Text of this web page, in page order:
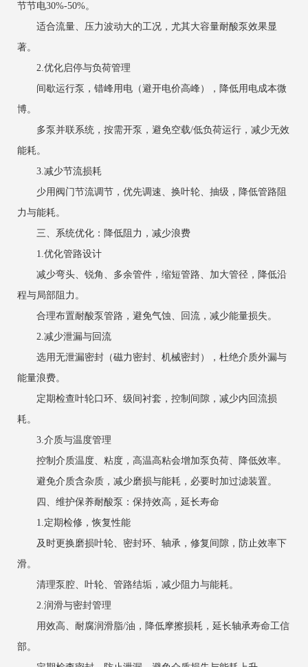
节节电30%-50%。
适合流量、压力波动大的工况，尤其大容量耐酸泵效果显
著。
2.优化启停与负荷管理
间歇运行泵，错峰用电（避开电价高峰），降低用电成本微
博。
多泵并联系统，按需开泵，避免空载/低负荷运行，减少无效
能耗。
3.减少节流损耗
少用阀门节流调节，优先调速、换叶轮、抽级，降低管路阻
力与能耗。
三、系统优化：降低阻力，减少浪费
1.优化管路设计
减少弯头、锐角、多余管件，缩短管路、加大管径，降低沿
程与局部阻力。
合理布置耐酸泵管路，避免气蚀、回流，减少能量损失。
2.减少泄漏与回流
选用无泄漏密封（磁力密封、机械密封），杜绝介质外漏与
能量浪费。
定期检查叶轮口环、级间衬套，控制间隙，减少内回流损
耗。
3.介质与温度管理
控制介质温度、粘度，高温高粘会增加泵负荷、降低效率。
避免介质含杂质，减少磨损与能耗，必要时加过滤装置。
四、维护保养耐酸泵：保持效高，延长寿命
1.定期检修，恢复性能
及时更换磨损叶轮、密封环、轴承，修复间隙，防止效率下
滑。
清理泵腔、叶轮、管路结垢，减少阻力与能耗。
2.润滑与密封管理
用效高、耐腐润滑脂/油，降低摩擦损耗，延长轴承寿命工信
部。